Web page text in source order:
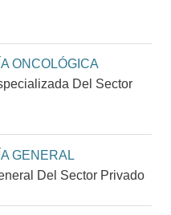
ONCOLÓGICA
Del Sector
GENERAL
Del Sector Privado